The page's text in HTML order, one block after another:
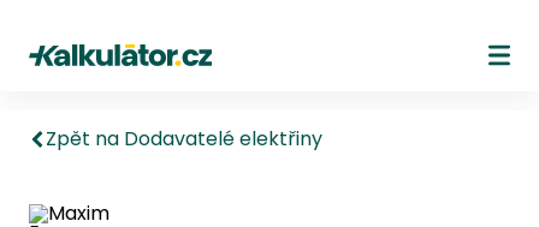
Kalkulátor.cz
Zpět na Dodavatelé elektřiny